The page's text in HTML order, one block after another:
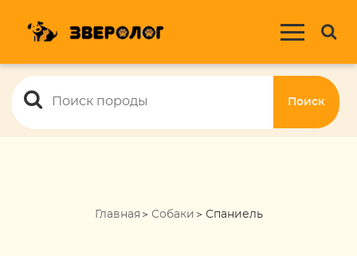
Поиск
Главная Собаки Спаниель